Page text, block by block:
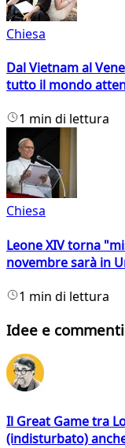
Chiesa
Dal Vietnam al
tutto il mondo
1 min di lettura
Chiesa
Leone XIV torna
novembre sarà in
1 min di lettura
Idee e commenti
Il Great Game tra
(indisturbato)